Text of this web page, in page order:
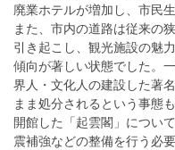
廃業ホテルが増加し、市民
また、市内の道路は従来の
引き起こし、観光施設の魅
傾向が著しい状態でした。
界人・文化人の建設した著
まま処分されるという事態
開館した「起雲閣」につい
震補強などの整備を行う必